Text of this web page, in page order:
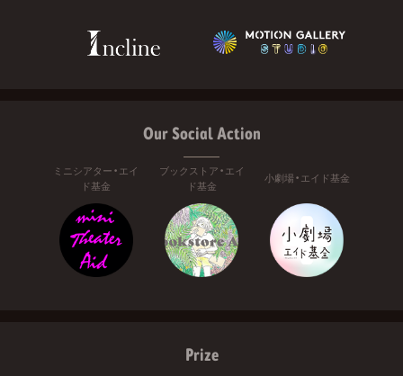
Our Social Action
ミニシアター・エイ
ド基金
ブックストア・エイ
ド基金
小劇場・エイド基金
Prize